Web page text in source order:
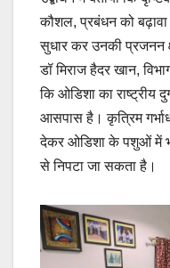
कौशल, प्रबंधन को
सुधार कर उनकी प्रजनन
डॉ मिराज हैदर खान,
कि ओडिशा का राष्ट्रीय
आसपास है। कृत्रिम
देकर ओडिशा के पशुओं में
से निपटा जा सकता है।